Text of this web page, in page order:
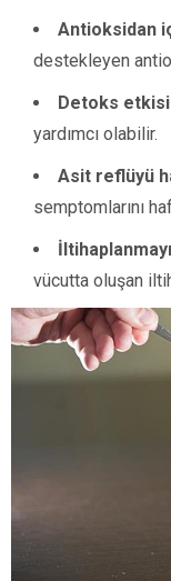
Antioksidan
destekleyen
Detoks
yardımcı olabilir.
Asit reflüyü
semptomlarını
vücutta oluşan